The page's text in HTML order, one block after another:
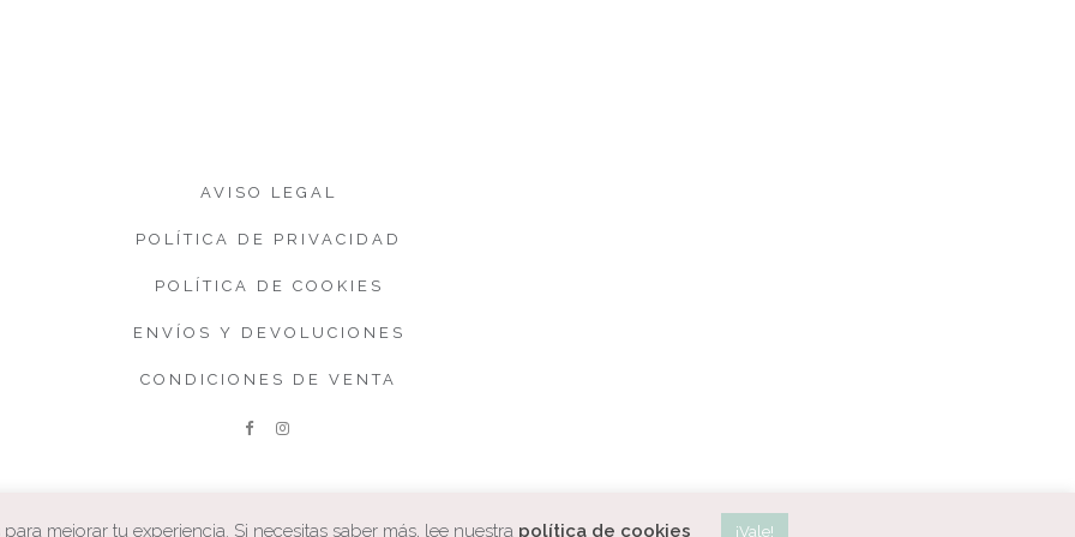
AVISO LEGAL
POLÍTICA DE PRIVACIDAD
POLÍTICA DE COOKIES
ENVÍOS Y DEVOLUCIONES
CONDICIONES DE VENTA
mejorar tu experiencia. Si necesitas saber más, lee nuestra política de cookies ¡Vale!